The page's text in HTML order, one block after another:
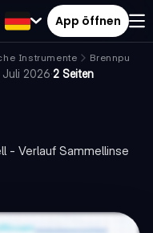
App öffnen
Instrumente
Brennpunkt
Juli 2026·2 Seiten
- Verlauf Sammellinse